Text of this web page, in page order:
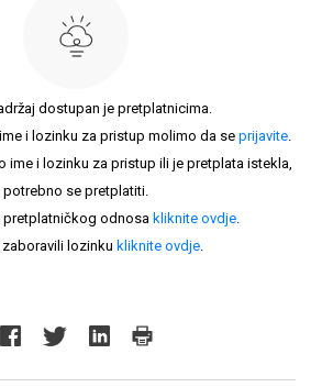
dostupan je pretplatnicima.
i lozinku za pristup molimo da se prijavite.
ime i lozinku za pristup ili je pretplata istekla,
potrebno se pretplatiti.
pretplatničkog odnosa kliknite ovdje.
lozinku kliknite ovdje.